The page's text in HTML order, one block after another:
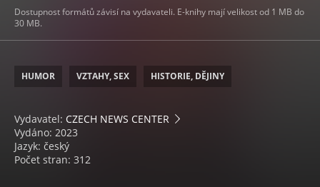
Dostupnost formátů závisí na vydavateli. E-knihy mají velikost od 1 MB do
30 MB.
HUMOR VZTAHY, SEX HISTORIE, DĚJINY
Vydavatel: CZECH NEWS CENTER
Vydáno: 2023
Jazyk: český
Počet stran: 312